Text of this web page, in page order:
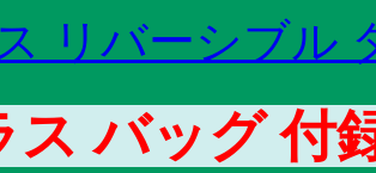
リバーシブル
ス バッグ 付